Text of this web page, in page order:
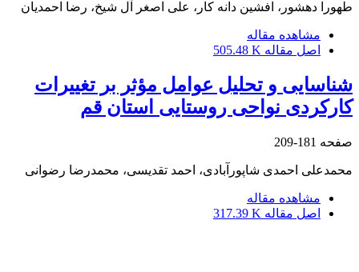
طهورا دهشور، افشین دانه کار، علی اصغر آل شیخ، رضا احمدیان
مشاهده مقاله
اصل مقاله 505.48 K
شناسایی و تحلیل عوامل مؤثر بر تغییرات
کارکردی نواحی روستایی استان قم
صفحه 181-209
محمدعلی احمدی شاپورآبادی، احمد تقدیسی، محمدرضا رضوانی
مشاهده مقاله
اصل مقاله 317.39 K